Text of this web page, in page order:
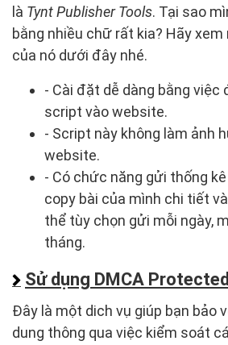
là Tynt Publisher Tools. Tại sao
bằng nhiều chữ rất kia? Hãy
của nó dưới đây nhé.
- Cài đặt dễ dàng bằng việc
script vào website.
- Script này không làm ảnh
website.
- Có chức năng gửi thống
copy bài của mình chi tiết
thể tùy chọn gửi mỗi ngày,
tháng.
Sử dụng DMCA Protected
Đây là một dich vụ giúp bạn bảo
dung thông qua việc kiểm soát